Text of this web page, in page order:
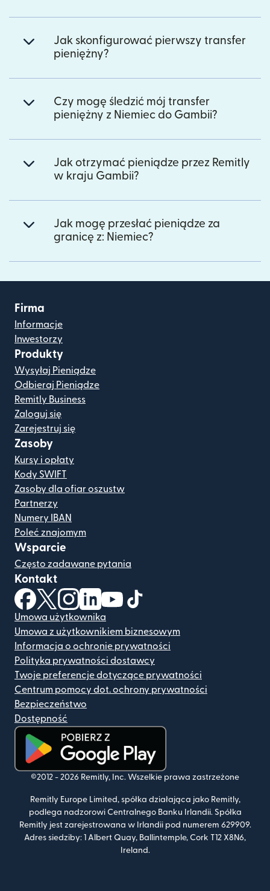
Jak skonfigurować pierwszy transfer
pieniężny?
Czy mogę śledzić mój transfer
pieniężny z Niemiec do Gambii?
Jak otrzymać pieniądze przez Remitly
w kraju Gambii?
Jak mogę przesłać pieniądze za
granicę z: Niemiec?
Firma
Informacje
Inwestorzy
Produkty
Wysyłaj Pieniądze
Odbieraj Pieniądze
Remitly Business
Zaloguj się
Zarejestruj się
Zasoby
Kursy i opłaty
Kody SWIFT
Zasoby dla ofiar oszustw
Partnerzy
Numery IBAN
Poleć znajomym
Wsparcie
Często zadawane pytania
Kontakt
(otwiera się w nowym oknie)
(otwiera się w nowym oknie)
(otwiera się w nowym oknie)
(otwiera się w nowym oknie)
(otwiera się w nowym oknie)
Umowa użytkownika
Umowa z użytkownikiem biznesowym
Informacja o ochronie prywatności
Polityka prywatności dostawcy
Twoje preferencje dotyczące prywatności
Centrum pomocy dot. ochrony prywatności
Bezpieczeństwo
Dostępność
(otwiera się w nowym oknie)
©2012 - 2026 Remitly, Inc. Wszelkie prawa zastrzeżone
Remitly Europe Limited, spółka działająca jako Remitly,
podlega nadzorowi Centralnego Banku Irlandii. Spółka
Remitly jest zarejestrowana w Irlandii pod numerem 629909.
Adres siedziby: 1 Albert Quay, Ballintemple, Cork T12 X8N6,
Ireland.